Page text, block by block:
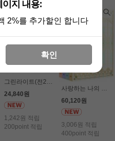
그린라이트(전2권세트) - 이여운
24,840원
1,242원 적립
200point 적립
60,120원
3,006원 적립
400point 적립
지 내용:
2%를 추가할인 합니다
확인